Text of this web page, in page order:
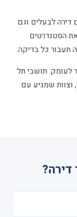
דירה לבעלים וגם
הסטנדרטים
תעבור כל בדיקה.
לעומק. תושבי תל
וצוות שמגיע עם
דירה?